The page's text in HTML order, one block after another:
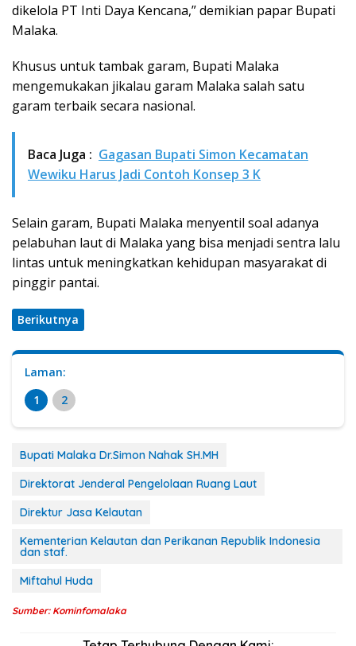
dikelola PT Inti Daya Kencana,” demikian papar Bupati
Malaka.
Khusus untuk tambak garam, Bupati Malaka
mengemukakan jikalau garam Malaka salah satu
garam terbaik secara nasional.
Baca Juga : Gagasan Bupati Simon Kecamatan
Wewiku Harus Jadi Contoh Konsep 3 K
Selain garam, Bupati Malaka menyentil soal adanya
pelabuhan laut di Malaka yang bisa menjadi sentra lalu
lintas untuk meningkatkan kehidupan masyarakat di
pinggir pantai.
Berikutnya
Laman:
1
2
Bupati Malaka Dr.Simon Nahak SH.MH
Direktorat Jenderal Pengelolaan Ruang Laut
Direktur Jasa Kelautan
Kementerian Kelautan dan Perikanan Republik Indonesia
dan staf.
Miftahul Huda
Sumber: Kominfomalaka